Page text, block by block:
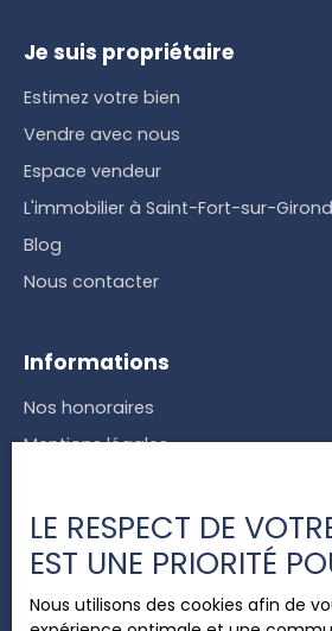
Je suis propriétaire
Estimez votre bien
Vendre avec nous
Espace vendeur
L'immobilier à Saint-Fort-sur-
Blog
Nous contacter
Informations
Nos honoraires
Mentions légales
Plan du site
Gérer les cookies
Propulsé par
LE RESPECT DE
EST UNE PRIORITÉ
Nous utilisons des cookies afin de